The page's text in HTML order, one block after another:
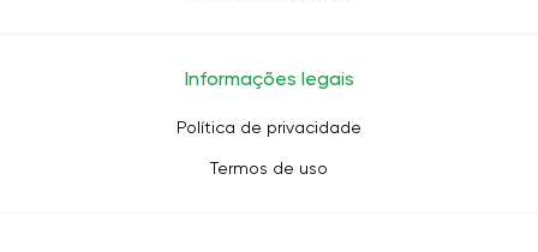
Informações legais
Política de privacidade
Termos de uso